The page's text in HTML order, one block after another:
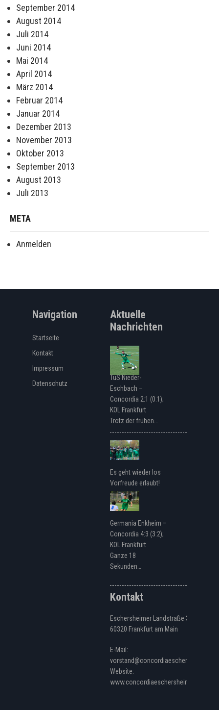
September 2014
August 2014
Juli 2014
Juni 2014
Mai 2014
April 2014
März 2014
Februar 2014
Januar 2014
Dezember 2013
November 2013
Oktober 2013
September 2013
August 2013
Juli 2013
META
Anmelden
Navigation
Startseite
Kontakt
Impressum
Datenschutz
Aktuelle
Nachrichten
TuS Nieder-
Eschbach –
Concordia 2:1 (0:1);
KOL Frankfurt
Trotz der frühen…
Es geht wieder los
Vorfreude erlaubt!
Germania Enkheim –
Concordia 4:3 (3:2);
KOL Frankfurt
Ganze 18
Sekunden…
Kontakt
Eschersheimer Landstraße 328
60320 Frankfurt am Main
E-Mail:
vorstand@concordiaeschersheim.de
Website:
www.concordiaeschersheim.de